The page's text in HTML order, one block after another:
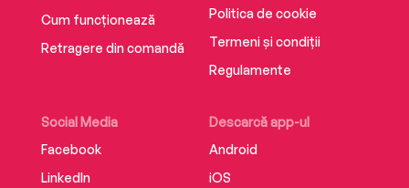
Cum funcționează
Retragere din comandă
Social Media
Facebook
LinkedIn
Descarcă app-ul
Android
iOS
Politica de cookie
Termeni și condiții
Regulamente